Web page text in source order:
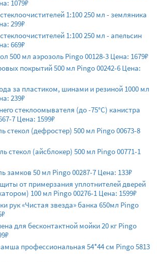
1079₽
1:100 250 мл - земляника
299₽
1:100 250 мл - апельсин
669₽
500 мл аэрозоль Pingo 00128-3 Цена: 1679₽
покрытий 500 мл Pingo 00242-6 Цена:
за пластиком, шинами и резиной 1000 мл
239₽
стеклоомывателя (до -75°С) канистра
7 Цена: 1599₽
стекол (дефростер) 500 мл Pingo 00673-8
стекол (айсблокер) 500 мл Pingo 00771-1
замков 50 мл Pingo 00287-7 Цена: 133₽
от примерзания уплотнителей дверей
100 мл Pingo 00276-1 Цена: 1599₽
рук «Чистая звезда» банка 650мл Pingo
для бесконтактной мойки 20 кг Pingo
профессиональная 54*44 см Pingo 5813